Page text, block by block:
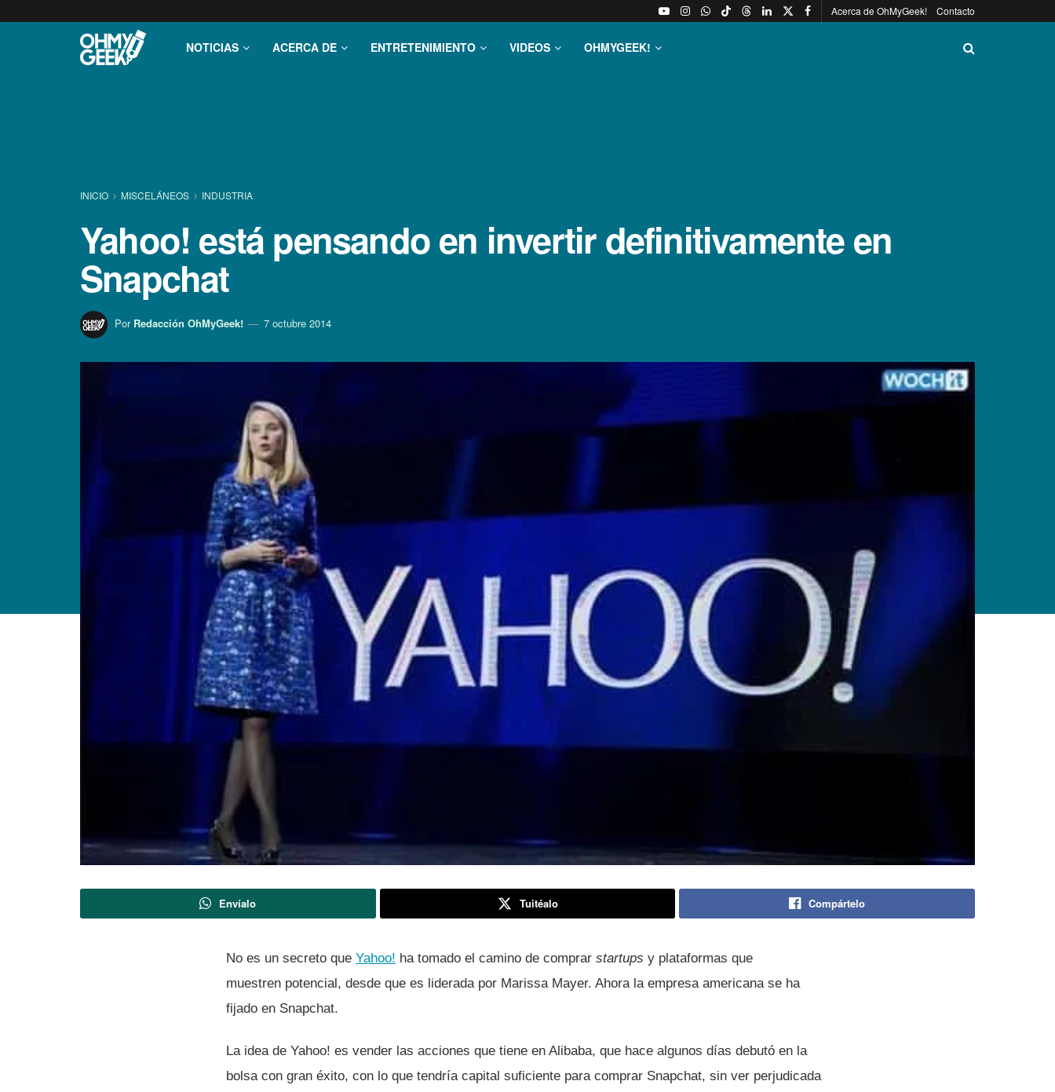
Acerca de OhMyGeek! Contacto
NOTICIAS ACERCA DE ENTRETENIMIENTO VIDEOS OHMYGEEK!
INICIO MISCELÁNEOS INDUSTRIA
Yahoo! está pensando en invertir definitivamente en
Snapchat
Por Redacción OhMyGeek! 7 octubre 2014
Envíalo Tuitéalo Compártelo
No es un secreto que Yahoo! ha tomado el camino de comprar startups y plataformas que
muestren potencial, desde que es liderada por Marissa Mayer. Ahora la empresa americana se ha
fijado en Snapchat.
La idea de Yahoo! es vender las acciones que tiene en Alibaba, que hace algunos dí­as debutó en la
bolsa con gran éxito, con lo que tendrí­a capital suficiente para comprar Snapchat, sin ver perjudicada